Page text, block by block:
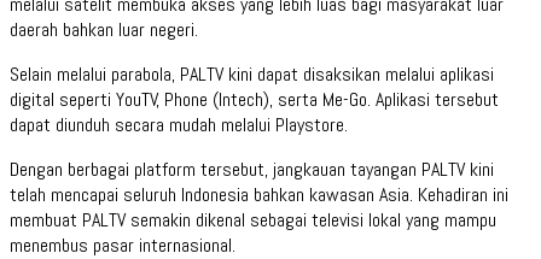
daerah bahkan luar negeri.
Selain melalui parabola, PALTV kini dapat disaksikan melalui aplikasi
digital seperti YouTV, Phone (Intech), serta Me-Go. Aplikasi tersebut
dapat diunduh secara mudah melalui Playstore.
Dengan berbagai platform tersebut, jangkauan tayangan PALTV kini
telah mencapai seluruh Indonesia bahkan kawasan Asia. Kehadiran ini
membuat PALTV semakin dikenal sebagai televisi lokal yang mampu
menembus pasar internasional.